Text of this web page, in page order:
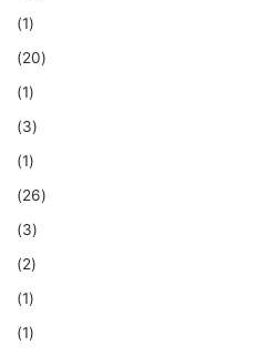
(1)
(20)
(1)
(3)
(1)
(26)
(3)
(2)
(1)
(1)